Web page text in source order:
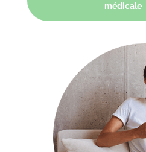
médicale